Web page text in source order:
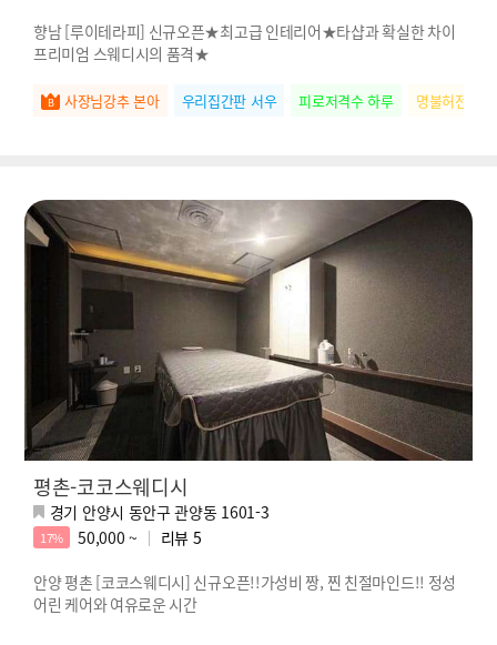
향남 [루이테라피] 신규오픈★최고급 인테리어★타샵과 확실한 차이
프리미엄 스웨디시의 품격★
사장님강추 본아 우리집간판 서우 피로저격수 하루 명불허전 아린
평촌-코코스웨디시
경기 안양시 동안구 관양동 1601-3
17% 50,000 ~ 리뷰 5
안양 평촌 [코코스웨디시] 신규오픈!!가성비 짱, 찐 친절마인드!! 정성
어린 케어와 여유로운 시간